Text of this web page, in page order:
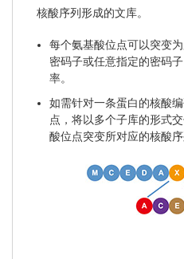
核酸序列形成的文库。
每个氨基酸位点可以突变
密码子或任意指定的密码
率。
如需针对一条蛋白的核酸
点，将以多个子库的形式
酸位点突变所对应的核酸序